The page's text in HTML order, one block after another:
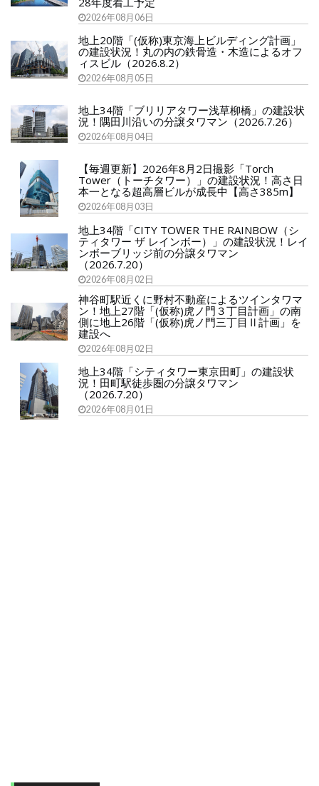
2026年08月06日
地上20階「(仮称)東京海上ビルディング計画」
の建設状況！丸の内の鉄骨造・木造によるオフ
ィスビル（2026.8.2）
2026年08月05日
地上34階「ブリリアタワー浅草柳橋」の建設状
況！隅田川沿いの分譲タワマン（2026.7.26）
2026年08月04日
【毎週更新】2026年8月2日撮影「Torch
Tower（トーチタワー）」の建設状況！高さ日
本一となる超高層ビルが成長中【高さ385m】
2026年08月03日
地上34階「CITY TOWER THE RAINBOW（シ
ティタワー ザ レインボー）」の建設状況！レイ
ンボーブリッジ前の分譲タワマン
（2026.7.20）
2026年08月02日
神谷町駅近くに野村不動産によるツインタワマ
ン！地上27階「(仮称)虎ノ門３丁目計画」の南
側に地上26階「(仮称)虎ノ門三丁目Ⅱ計画」を
建設へ
2026年08月02日
地上34階「シティタワー東京田町」の建設状
況！田町駅徒歩圏の分譲タワマン
（2026.7.20）
2026年08月01日